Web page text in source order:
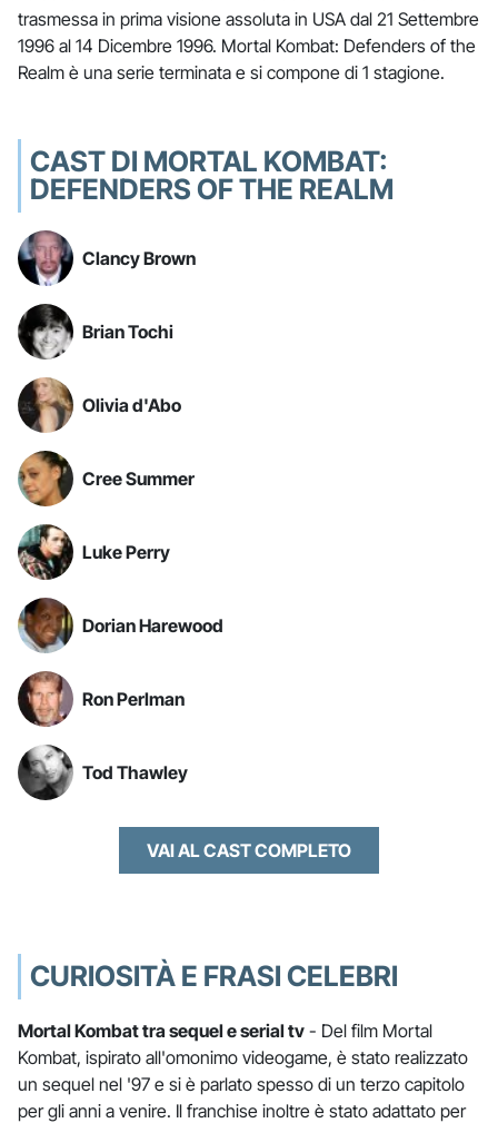
trasmessa in prima visione assoluta in USA dal 21 Settembre
1996 al 14 Dicembre 1996. Mortal Kombat: Defenders of the
Realm è una serie terminata e si compone di 1 stagione.
CAST DI MORTAL KOMBAT:
DEFENDERS OF THE REALM
Clancy Brown
Brian Tochi
Olivia d'Abo
Cree Summer
Luke Perry
Dorian Harewood
Ron Perlman
Tod Thawley
VAI AL CAST COMPLETO
CURIOSITÀ E FRASI CELEBRI
Mortal Kombat tra sequel e serial tv - Del film Mortal
Kombat, ispirato all'omonimo videogame, è stato realizzato
un sequel nel '97 e si è parlato spesso di un terzo capitolo
per gli anni a venire. Il franchise inoltre è stato adattato per